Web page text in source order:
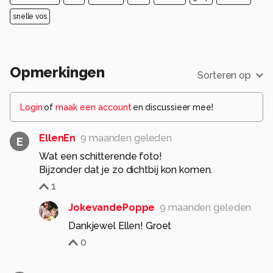
snelle vos
Opmerkingen Sorteren op
Loginof maak een account en discussieer mee!
E EllenEn 9 maanden geleden
Wat een schitterende foto!
Bijzonder dat je zo dichtbij kon komen.
1
JokevandePoppe 9 maanden geleden
Dankjewel Ellen! Groet
0